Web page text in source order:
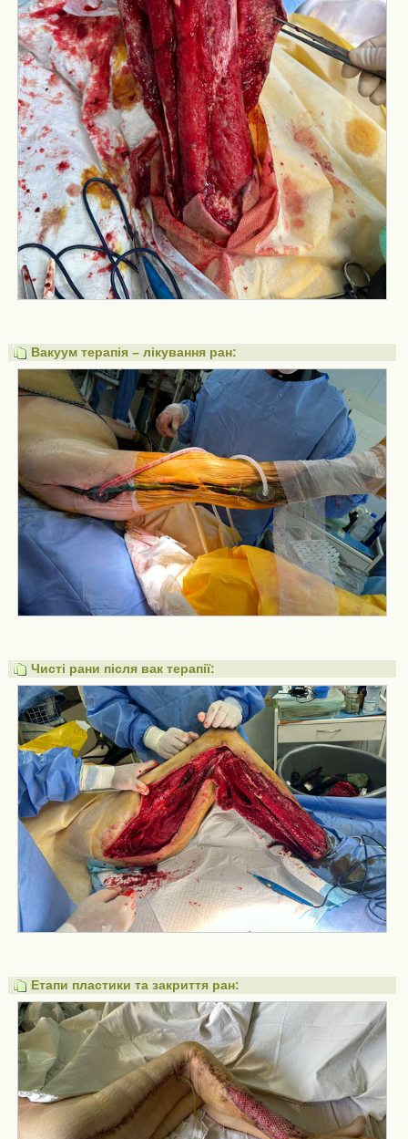
Вакуум терапія – лікування ран:
Чисті рани після вак терапії:
Етапи пластики та закриття ран: